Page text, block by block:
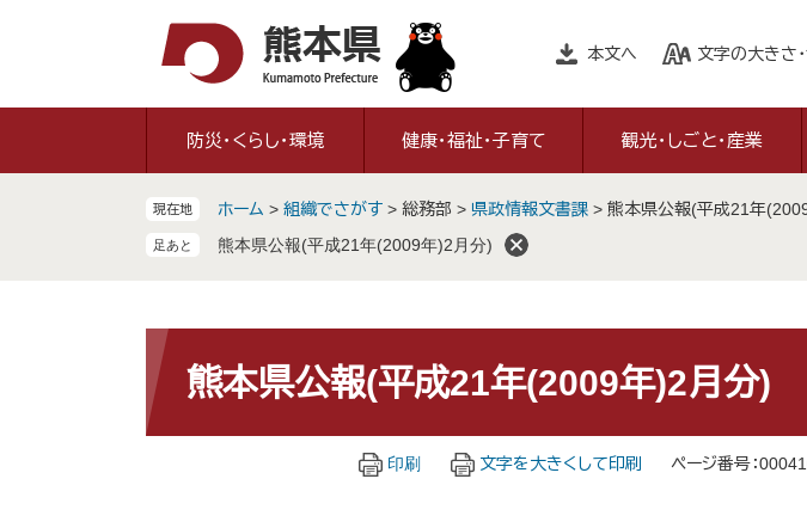
本文へ 文字の大きさ
防災・くらし・環境 健康・福祉・子育て 観光・しごと・産業
現在地 ホーム > 組織でさがす > 総務部 > 県政情報文書課 > 熊本県公報(平成21年
熊本県公報(平成21年(2009年)2月分)
文
熊本県公報(平成21年(2009年)2月分)
印刷 文字を大きくして印刷 ページ番号：